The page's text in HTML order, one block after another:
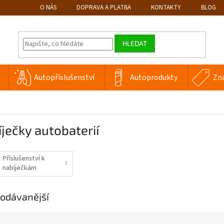
O NÁS DOPRAVA A PLATBA KONTAKTY BLOG
HLEDAT
Autopříslušenství Autoprodukty
autobaterií
Příslušenství k
nabíječkám
autobaterií